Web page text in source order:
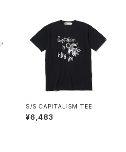
S/S CAPITALISM TEE
¥6,483